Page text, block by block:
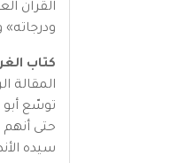
القرآن
كتاب
المقالة
توسّع
حتى
سيده